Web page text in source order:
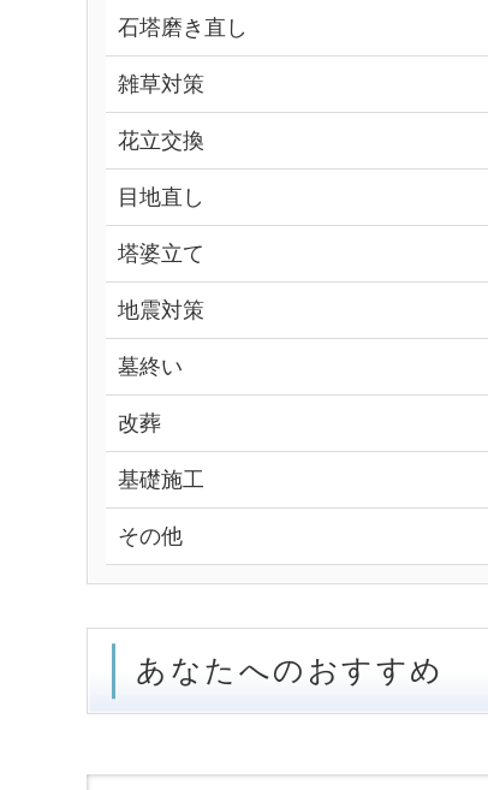
石塔磨き直し
雑草対策
花立交換
目地直し
塔婆立て
地震対策
墓終い
改葬
基礎施工
その他
あなたへのおすすめ